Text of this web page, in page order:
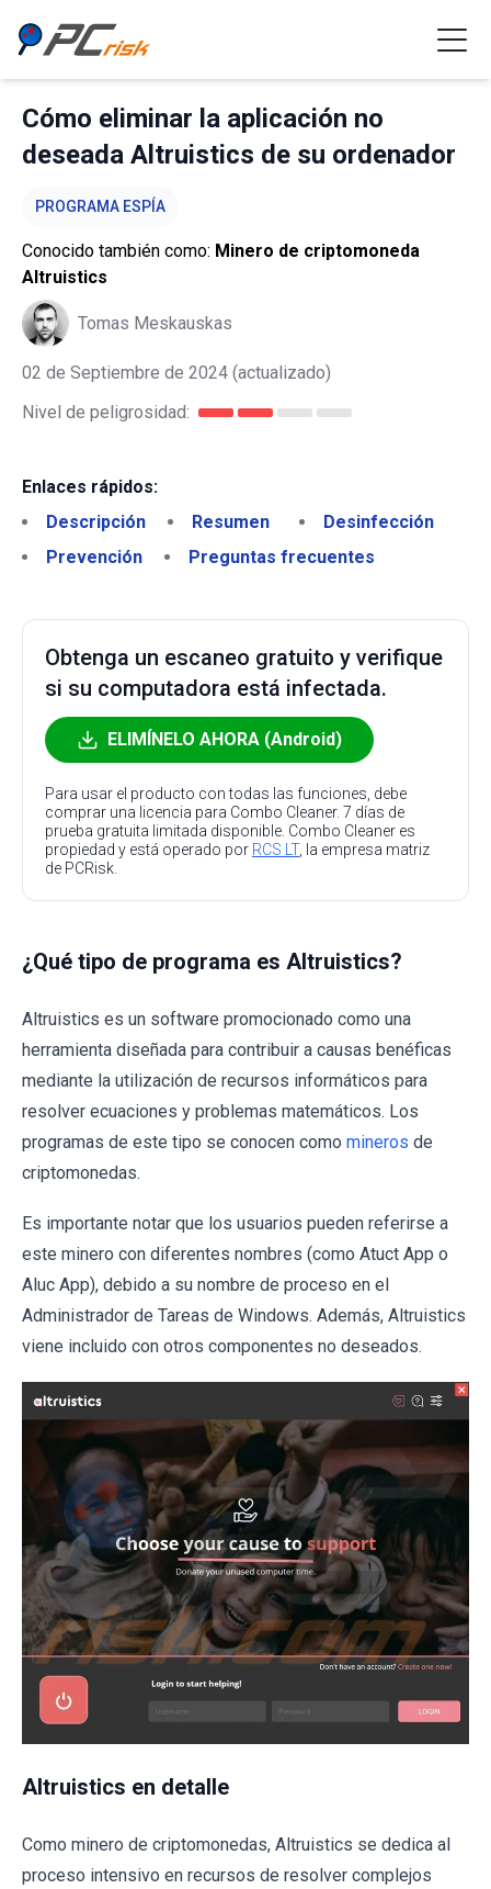
Cómo eliminar la aplicación no
deseada Altruistics de su ordenador
PROGRAMA ESPÍA
Conocido también como: Minero de criptomoneda
Altruistics
Tomas Meskauskas
02 de Septiembre de 2024 (actualizado)
Nivel de peligrosidad:
Enlaces rápidos:
Descripción
Resumen
Desinfección
Prevención
Preguntas frecuentes
Obtenga un escaneo gratuito y verifique
si su computadora está infectada.
ELIMÍNELO AHORA (Android)
Para usar el producto con todas las funciones, debe
comprar una licencia para Combo Cleaner. 7 días de
prueba gratuita limitada disponible. Combo Cleaner es
propiedad y está operado por RCS LT, la empresa matriz
de PCRisk.
¿Qué tipo de programa es Altruistics?
Altruistics es un software promocionado como una
herramienta diseñada para contribuir a causas benéficas
mediante la utilización de recursos informáticos para
resolver ecuaciones y problemas matemáticos. Los
programas de este tipo se conocen como mineros de
criptomonedas.
Es importante notar que los usuarios pueden referirse a
este minero con diferentes nombres (como Atuct App o
Aluc App), debido a su nombre de proceso en el
Administrador de Tareas de Windows. Además, Altruistics
viene incluido con otros componentes no deseados.
Altruistics en detalle
Como minero de criptomonedas, Altruistics se dedica al
proceso intensivo en recursos de resolver complejos